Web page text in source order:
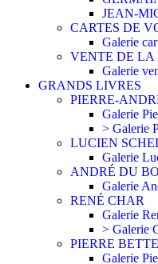
JEAN-
CARTES DE
Galerie
VENTE DE LA
Galerie
GRANDS LIVRES
PIERRE-
Galerie
> Galerie
LUCIEN
Galerie
ANDRÉ DU
Galerie
RENÉ CHAR
Galerie
> Galerie
PIERRE
Galerie